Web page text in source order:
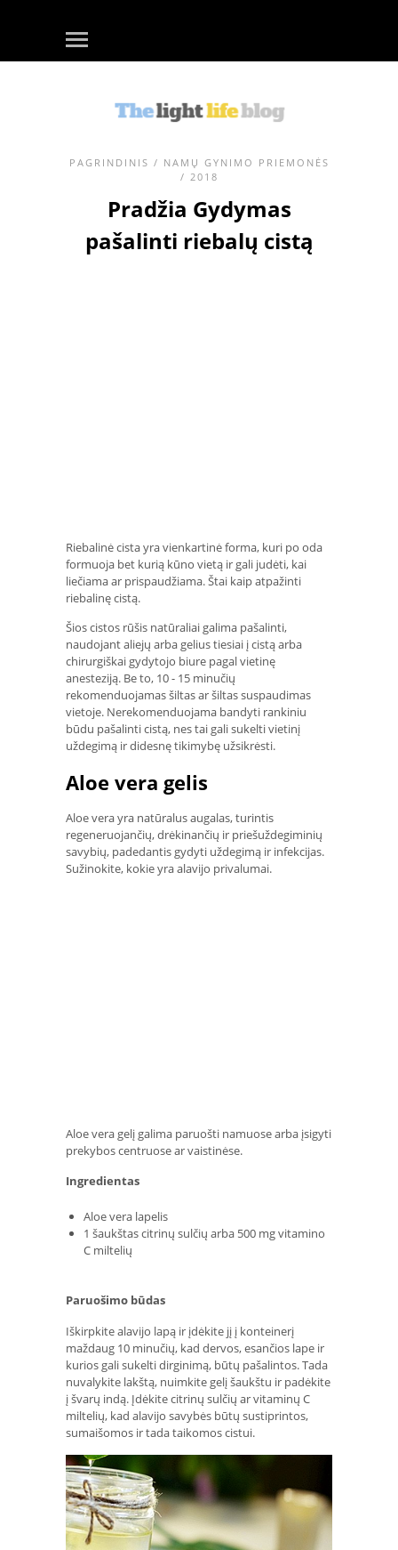
PAGRINDINIS / NAMŲ GYNIMO PRIEMONĖS
/ 2018
Pradžia Gydymas
pašalinti riebalų cistą
Riebalinė cista yra vienkartinė forma, kuri po oda
formuoja bet kurią kūno vietą ir gali judėti, kai
liečiama ar prispaudžiama. Štai kaip atpažinti
riebalinę cistą.
Šios cistos rūšis natūraliai galima pašalinti,
naudojant aliejų arba gelius tiesiai į cistą arba
chirurgiškai gydytojo biure pagal vietinę
anesteziją. Be to, 10 - 15 minučių
rekomenduojamas šiltas ar šiltas suspaudimas
vietoje. Nerekomenduojama bandyti rankiniu
būdu pašalinti cistą, nes tai gali sukelti vietinį
uždegimą ir didesnę tikimybę užsikrėsti.
Aloe vera gelis
Aloe vera yra natūralus augalas, turintis
regeneruojančių, drėkinančių ir priešuždegiminių
savybių, padedantis gydyti uždegimą ir infekcijas.
Sužinokite, kokie yra alavijo privalumai.
Aloe vera gelį galima paruošti namuose arba įsigyti
prekybos centruose ar vaistinėse.
Ingredientas
Aloe vera lapelis
1 šaukštas citrinų sulčių arba 500 mg vitamino
C miltelių
Paruošimo būdas
Iškirpkite alavijo lapą ir įdėkite jį į konteinerį
maždaug 10 minučių, kad dervos, esančios lape ir
kurios gali sukelti dirginimą, būtų pašalintos. Tada
nuvalykite lakštą, nuimkite gelį šaukštu ir padėkite
į švarų indą. Įdėkite citrinų sulčių ar vitaminų C
miltelių, kad alavijo savybės būtų sustiprintos,
sumaišomos ir tada taikomos cistui.